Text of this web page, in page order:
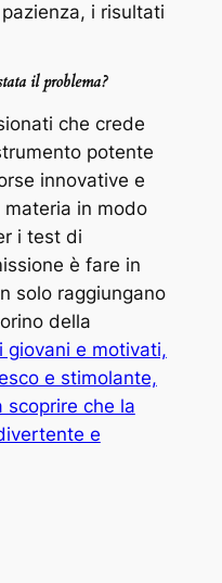
i risultati
il problema?
che crede
potente
innovative e
in modo
i test di
è fare in
solo raggiungano
della
giovani e motivati,
e stimolante,
che la
e